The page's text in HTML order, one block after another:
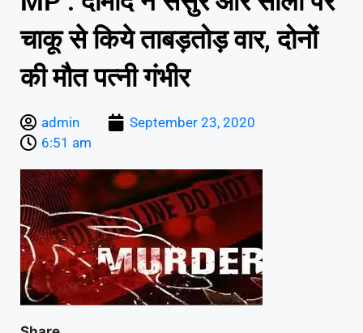
चाकू से किये ताबड़तोड़ वार, दोनों
की मौत पत्नी गंभीर
admin
September 23, 2020
6:51 am